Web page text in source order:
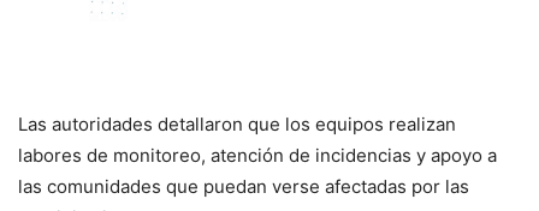
Las autoridades detallaron que los equipos realizan
labores de monitoreo, atención de incidencias y apoyo a
las comunidades que puedan verse afectadas por las